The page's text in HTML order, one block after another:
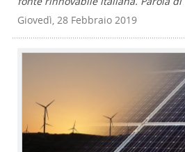
Giovedì, 28 Febbraio 2019